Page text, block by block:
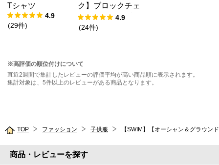
Tシャツ
4.9
(29件)
ク】ブロックチェ
ックドッキングT
シャツ
4.9
(24件)
※高評価の順位付けについて
直近2週間で集計したレビューの評価平均が高い商品順に表示されます。
集計対象は、5件以上のレビューがある商品となります。
TOP ファッション 子供服 【SWIM】【オーシャン＆グラウン
商品・レビューを探す